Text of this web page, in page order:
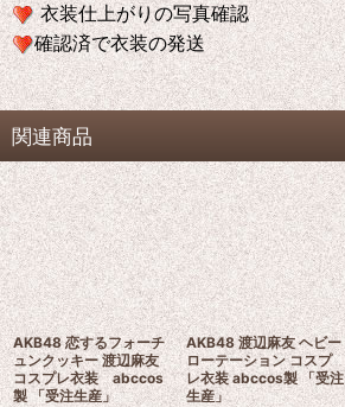
衣装仕上がりの写真確認
確認済で衣装の発送
関連商品
AKB48 恋するフォーチ
ュンクッキー 渡辺麻友
コスプレ衣装 abccos
製 「受注生産」
AKB48 渡辺麻友 ヘビー
ローテーション コスプ
レ衣装 abccos製 「受注
生産」